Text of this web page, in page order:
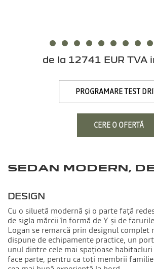
de la 12741 EUR TVA
PROGRAMARE TEST
CERE O OFERTĂ
SEDAN MODERN,
DESIGN
Cu o siluetă modernă și o parte față
de sigla mărcii în formă de Y și de
Logan se remarcă prin designul complet
dispune de echipamente practice, un
unul dintre cele mai spațioase habitacluri
face parte, pentru ca toți membrii